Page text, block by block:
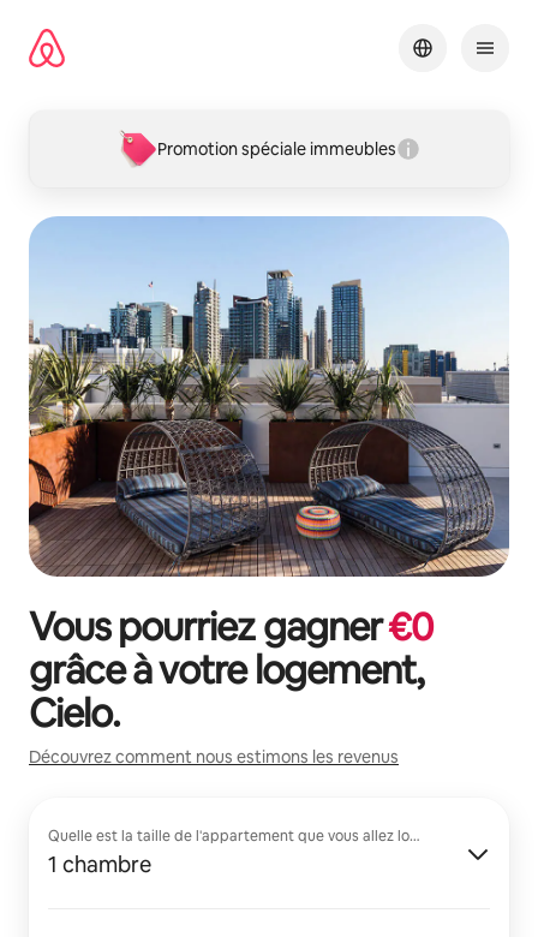
directement
Promotion spéciale immeubles
Vous pourriez gagner€0
grâce à votre logement,
Cielo.
Découvrez comment nous estimons les revenus
Quelle est la taille de l'appartement que vous allez louer ?
1 chambre